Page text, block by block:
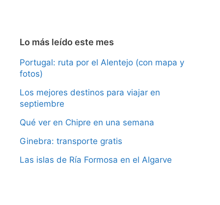
Lo más leído este mes
Portugal: ruta por el Alentejo (con mapa y
fotos)
Los mejores destinos para viajar en
septiembre
Qué ver en Chipre en una semana
Ginebra: transporte gratis
Las islas de Ría Formosa en el Algarve